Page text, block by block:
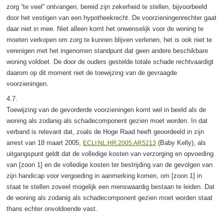
zorg “te veel” ontvangen, bereid zijn zekerheid te stellen, bijvoorbeeld
door het vestigen van een hypotheekrecht. De voorzieningenrechter gaat
daar niet in mee. Niet alleen komt het onwenselijk voor de woning te
moeten verkopen om zorg te kunnen blijven verlenen, het is ook niet te
verenigen met het ingenomen standpunt dat geen andere beschikbare
woning voldoet. De door de ouders gestelde totale schade rechtvaardigt
daarom op dit moment niet de toewijzing van de gevraagde
voorzieningen.
4.7.
Toewijzing van de gevorderde voorzieningen komt wel in beeld als de
woning als zodanig als schadecomponent gezien moet worden. In dat
verband is relevant dat, zoals de Hoge Raad heeft geoordeeld in zijn
arrest van 18 maart 2005,
ECLI:NL:HR:2005:AR5213(Baby Kelly), als
uitgangspunt geldt dat de volledige kosten van verzorging en opvoeding
van [zoon 1] en de volledige kosten ter bestrijding van de gevolgen van
zijn handicap voor vergoeding in aanmerking komen, om [zoon 1] in
staat te stellen zoveel mogelijk een menswaardig bestaan te leiden. Dat
de woning als zodanig als schadecomponent gezien moet worden staat
thans echter onvoldoende vast.